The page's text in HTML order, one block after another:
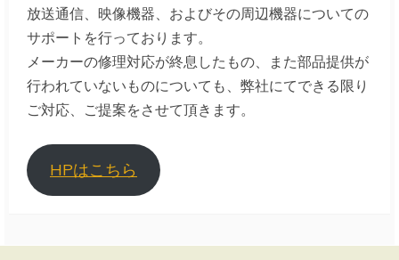
放送通信、映像機器、およびその周辺機器についての
サポートを行っております。
メーカーの修理対応が終息したもの、また部品提供が
行われていないものについても、弊社にてできる限り
ご対応、ご提案をさせて頂きます。
HPはこちら